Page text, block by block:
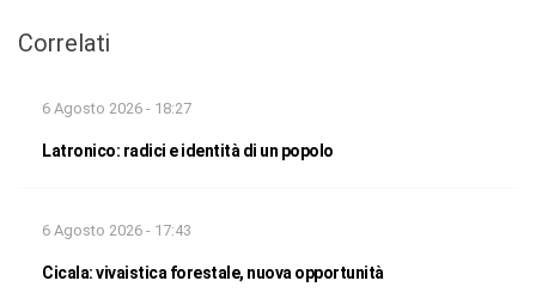
Correlati
6 Agosto 2026 - 18:27
Latronico: radici e identità di un popolo
6 Agosto 2026 - 17:43
Cicala: vivaistica forestale, nuova opportunità